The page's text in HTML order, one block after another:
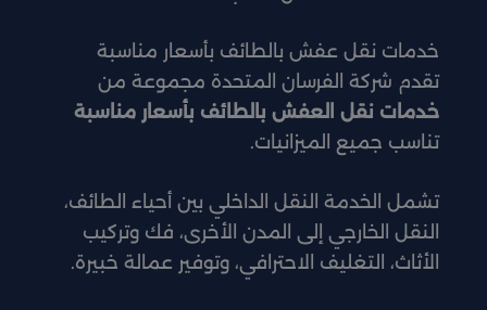
خدمات نقل عفش بالطائف بأسعار مناسبة
تقدم شركة الفرسان المتحدة مجموعة من
خدمات نقل العفش بالطائف بأسعار مناسبة
تناسب جميع الميزانيات.
تشمل الخدمة النقل الداخلي بين أحياء الطائف،
النقل الخارجي إلى المدن الأخرى، فك وتركيب
الأثاث، التغليف الاحترافي، وتوفير عمالة خبيرة.